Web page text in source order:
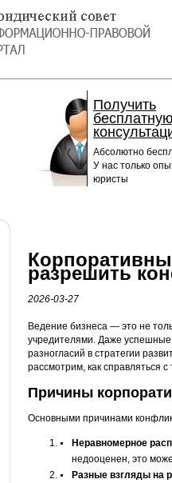
Получить
Абсолютно
У нас только
юристы
разрешить
2026-03-27
Ведение бизнеса — это не
учредителями. Даже успешные
разногласий в стратегии
рассмотрим, как справляться
Причины
Основными причинами
Неравномерное
недооценен, это
Разные взгляды на